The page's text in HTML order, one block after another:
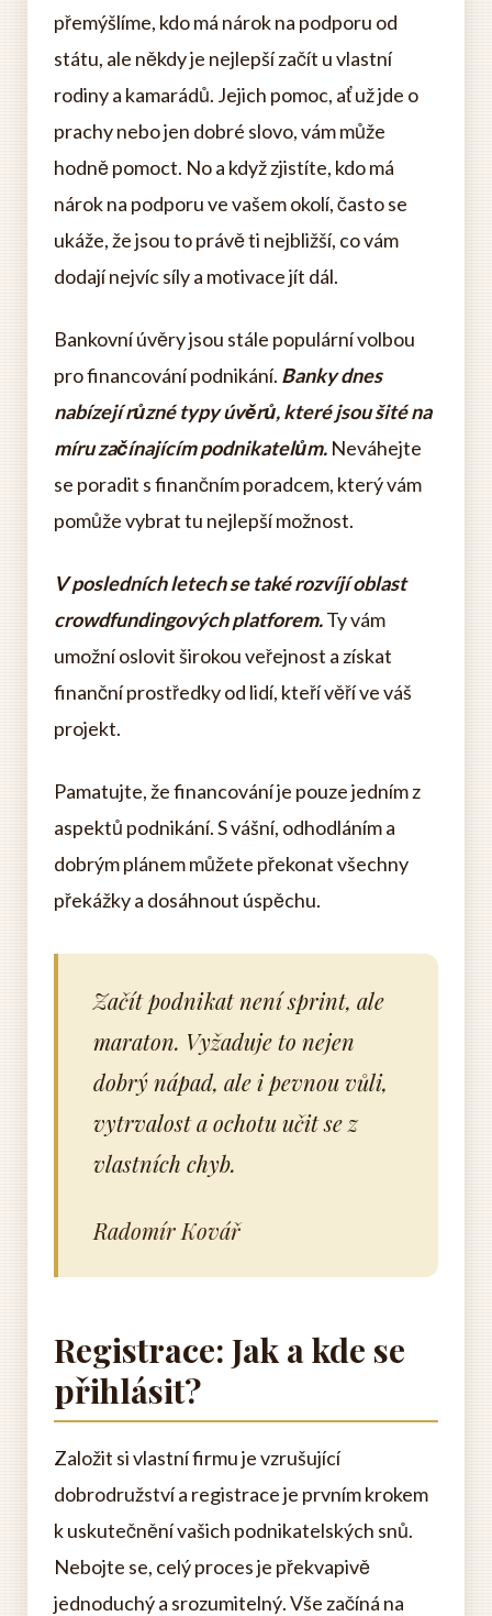
přemýšlíme, kdo má nárok na podporu od
státu, ale někdy je nejlepší začít u vlastní
rodiny a kamarádů. Jejich pomoc, ať už jde o
prachy nebo jen dobré slovo, vám může
hodně pomoct. No a když zjistíte, kdo má
nárok na podporu ve vašem okolí, často se
ukáže, že jsou to právě ti nejbližší, co vám
dodají nejvíc síly a motivace jít dál.
Bankovní úvěry jsou stále populární volbou
pro financování podnikání. Banky dnes
nabízejí různé typy úvěrů, které jsou šité na
míru začínajícím podnikatelům. Neváhejte
se poradit s finančním poradcem, který vám
pomůže vybrat tu nejlepší možnost.
V posledních letech se také rozvíjí oblast
crowdfundingových platforem.Ty vám
umožní oslovit širokou veřejnost a získat
finanční prostředky od lidí, kteří věří ve váš
projekt.
Pamatujte, že financování je pouze jedním z
aspektů podnikání. S vášní, odhodláním a
dobrým plánem můžete překonat všechny
překážky a dosáhnout úspěchu.
Začít podnikat není sprint, ale
maraton. Vyžaduje to nejen
dobrý nápad, ale i pevnou vůli,
vytrvalost a ochotu učit se z
vlastních chyb.
Radomír Kovář
Registrace: Jak a kde se
přihlásit?
Založit si vlastní firmu je vzrušující
dobrodružství a registrace je prvním krokem
k uskutečnění vašich podnikatelských snů.
Nebojte se, celý proces je překvapivě
jednoduchý a srozumitelný. Vše začíná na